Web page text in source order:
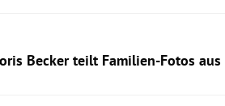
Becker teilt Familien-Fotos